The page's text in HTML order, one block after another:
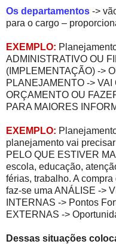
Os departamentos ->
para o cargo –
EXEMPLO:
ADMINISTRATIVO OU
(IMPLEMENTAÇÃO) ->
PLANEJAMENTO ->
ORÇAMENTO OU
PARA MAIORES
EXEMPLO:
planejamento vai
PELO QUE ESTIVER
escola, educação,
férias, trabalho. A
faz-se uma ANÁLISE ->
INTERNAS -> Pontos
EXTERNAS ->
Dessas situações